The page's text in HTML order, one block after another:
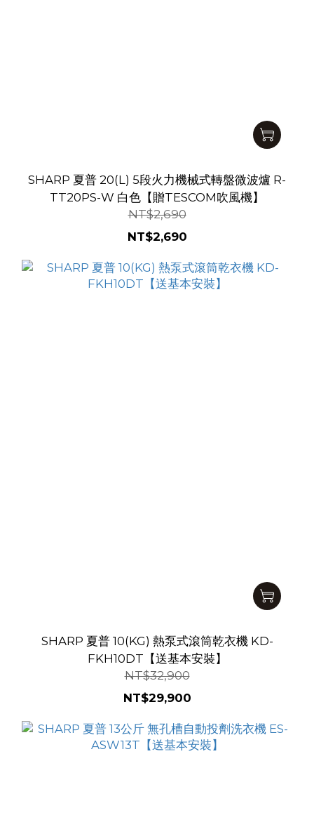
SHARP 夏普 20(L) 5段火力機械式轉盤微波爐 R-
TT20PS-W 白色【贈TESCOM吹風機】
NT$2,690
NT$2,690
SHARP 夏普 10(KG) 熱泵式滾筒乾衣機 KD-
FKH10DT【送基本安裝】
NT$32,900
NT$29,900